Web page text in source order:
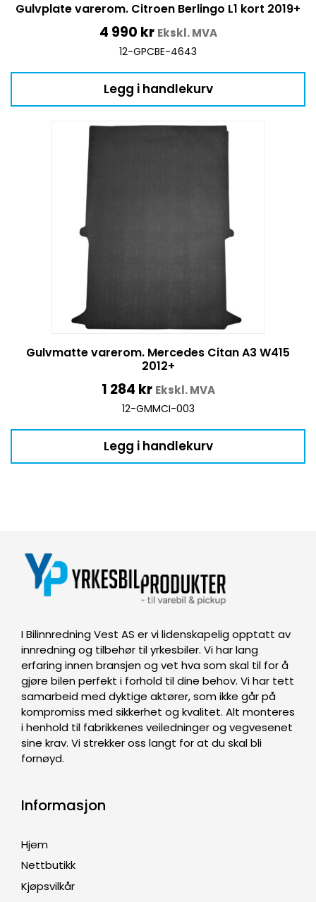
Gulvplate varerom. Citroen Berlingo L1 kort 2019+
4 990 kr Ekskl. MVA
12-GPCBE-4643
Legg i handlekurv
Gulvmatte varerom. Mercedes Citan A3 W415
2012+
1 284 kr Ekskl. MVA
12-GMMCI-003
Legg i handlekurv
I Bilinnredning Vest AS er vi lidenskapelig opptatt av
innredning og tilbehør til yrkesbiler. Vi har lang
erfaring innen bransjen og vet hva som skal til for å
gjøre bilen perfekt i forhold til dine behov. Vi har tett
samarbeid med dyktige aktører, som ikke går på
kompromiss med sikkerhet og kvalitet. Alt monteres
i henhold til fabrikkenes veiledninger og vegvesenet
sine krav. Vi strekker oss langt for at du skal bli
fornøyd.
Informasjon
Hjem
Nettbutikk
Kjøpsvilkår